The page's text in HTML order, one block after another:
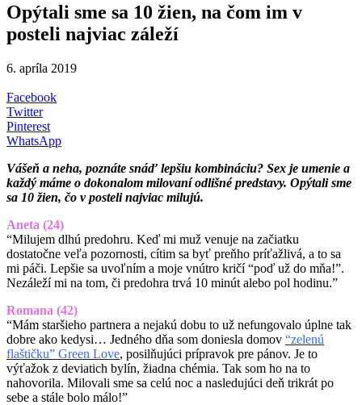
Opýtali sme sa 10 žien, na čom im v
posteli najviac záleží
6. apríla 2019
Facebook
Twitter
Pinterest
WhatsApp
Vášeň a neha, poznáte snáď lepšiu kombináciu? Sex je umenie a
každý máme o dokonalom milovaní odlišné predstavy. Opýtali sme
sa 10 žien, čo v posteli najviac milujú.
Aneta (24)
“Milujem dlhú predohru. Keď mi muž venuje na začiatku
dostatočne veľa pozornosti, cítim sa byť preňho príťažlivá, a to sa
mi páči. Lepšie sa uvoľním a moje vnútro kričí “poď už do mňa!”.
Nezáleží mi na tom, či predohra trvá 10 minút alebo pol hodinu.”
Romana (42)
“Mám staršieho partnera a nejakú dobu to už nefungovalo úplne tak
dobre ako kedysi… Jedného dňa som doniesla domov “zelenú
flaštičku” Green Love, posilňujúci prípravok pre pánov. Je to
výťažok z deviatich bylín, žiadna chémia. Tak som ho na to
nahovorila. Milovali sme sa celú noc a nasledujúci deň trikrát po
sebe a stále bolo málo!”